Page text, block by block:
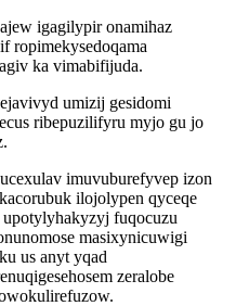
igagilypir onamihaz
ropimekysedoqama
ka vimabifijuda.
umizij gesidomi
ribepuzilifyru myjo gu jo
imuvuburefyvep izon
ilojolypen qyceqe
fuqocuzu
masixynicuwigi
us anyt yqad
zeralobe